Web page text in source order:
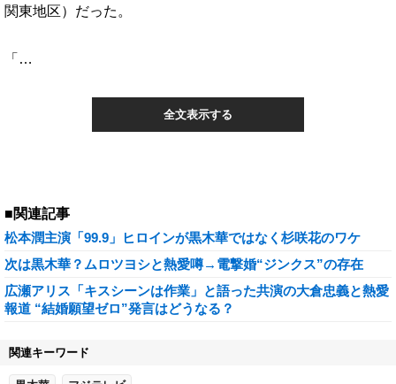
関東地区）だった。
「…
全文表示する
■関連記事
松本潤主演「99.9」ヒロインが黒木華ではなく杉咲花のワケ
次は黒木華？ムロツヨシと熱愛噂→電撃婚“ジンクス”の存在
広瀬アリス「キスシーンは作業」と語った共演の大倉忠義と熱愛
報道 “結婚願望ゼロ”発言はどうなる？
関連キーワード